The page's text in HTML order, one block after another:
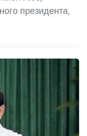
президента,